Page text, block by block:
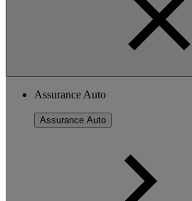
Assurance Auto
Assurance Auto